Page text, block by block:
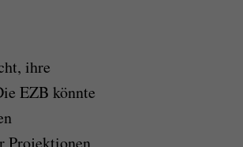
ihre
EZB könnte